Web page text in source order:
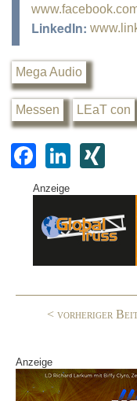
LinkedIn:
Mega Audio
Messen LEaT con
F
a
c
e
o
Li
k
e
G
Anzeige
< vorheriger
Anzeige